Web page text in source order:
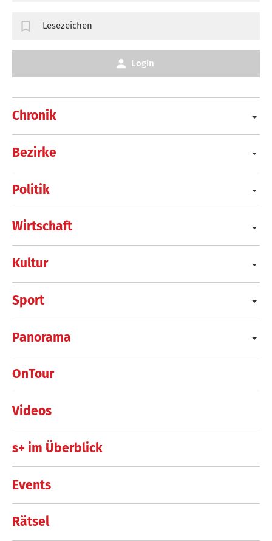
Chronik
Bezirke
Politik
Wirtschaft
Kultur
Sport
Panorama
OnTour
Videos
s+ im Überblick
Events
Rätsel
Lesezeichen
Login